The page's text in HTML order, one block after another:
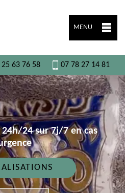
MENU
25 63 76 58 07 78 27 14 81
24h/24 sur 7j/7 en cas